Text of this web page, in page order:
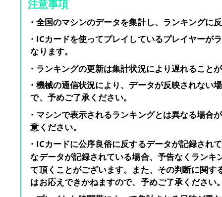
注意事項
・全国のマシンのデータを集計し、ランキングに
・ICカードを使ってプレイしているプレイヤーが
なります。
・ランキングの更新は集計状況により遅れること
・機械の通信状況により、データが反映されない
で、予めご了承ください。
・マシンで表示されるランキングとは異なる場合
意ください。
・ICカードに公序良俗に反するデータが記録され
なデータが記録されている場合、予告なくランキ
て頂くことがございます。また、その判断に関す
はお応えできかねますので、予めご了承ください